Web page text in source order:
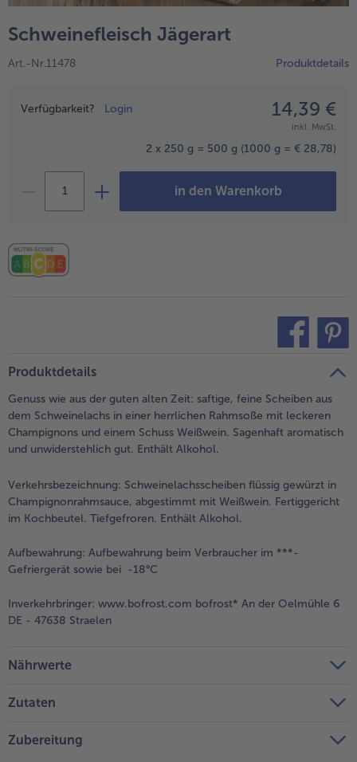
alle Küchenutensilien
alle bofrost*free
alle bofrost*plus.
Pflanzliche Alternativprodukte
Schweinefleisch Jägerart
Art.-Nr.11478 Produktdetails
Preisangabe
Verfügbarkeit? Login 14,39 €
inkl. MwSt.
2 x 250 g = 500 g (1000 g = € 28,78)
in den Warenkorb
Produktdetails
Genuss wie aus der guten alten Zeit: saftige, feine Scheiben aus
dem Schweinelachs in einer herrlichen Rahmsoße mit leckeren
Champignons und einem Schuss Weißwein. Sagenhaft aromatisch
und unwiderstehlich gut. Enthält Alkohol.
Verkehrsbezeichnung: Schweinelachsscheiben flüssig gewürzt in
Champignonrahmsauce, abgestimmt mit Weißwein. Fertiggericht
im Kochbeutel. Tiefgefroren. Enthält Alkohol.
Aufbewahrung: Aufbewahrung beim Verbraucher im ***-
Gefriergerät sowie bei -18°C
Inverkehrbringer: www.bofrost.com bofrost* An der Oelmühle 6
DE - 47638 Straelen
Nährwerte
Zutaten
Zubereitung